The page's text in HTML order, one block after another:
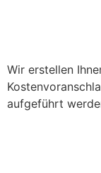
Wir erstellen
aufgeführt